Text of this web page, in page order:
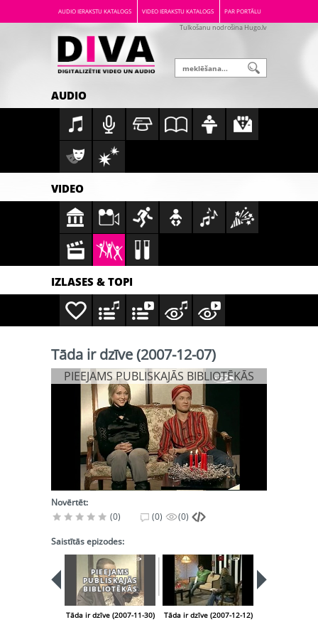
AUDIO IERAKSTU KATALOGS VIDEO IERAKSTU KATALOGS PAR PORTĀLU
Tulkošanu nodrošina Hugo.lv
AUDIO
VIDEO
IZLASES & TOPI
Tāda ir dzīve (2007-12-07)
PIEEJAMS PUBLISKAJĀS BIBLIOTĒKĀS
Novērtēt:
(0)
(0) (0)
Saistītās epizodes:
PIEEJAMS
PUBLISKAJĀS
BIBLIOTĒKĀS
Tāda ir dzīve (2007-11-30) Tāda ir dzīve (2007-12-12)